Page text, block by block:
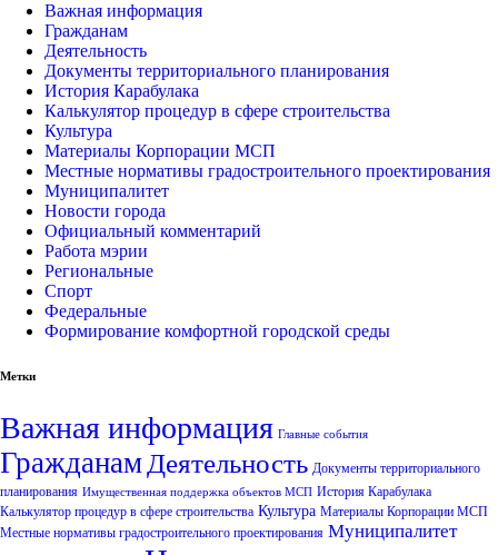
Важная информация
Гражданам
Деятельность
Документы территориального планирования
История Карабулака
Калькулятор процедур в сфере строительства
Культура
Материалы Корпорации МСП
Местные нормативы градостроительного проектирования
Муниципалитет
Новости города
Официальный комментарий
Работа мэрии
Региональные
Спорт
Федеральные
Формирование комфортной городской среды
Метки
Важная информация Главные события
Гражданам Деятельность Документы территориального
планирования Имущественная поддержка объектов МСП История Карабулака
Калькулятор процедур в сфере строительства Культура Материалы Корпорации МСП
Местные нормативы градостроительного проектирования Муниципалитет